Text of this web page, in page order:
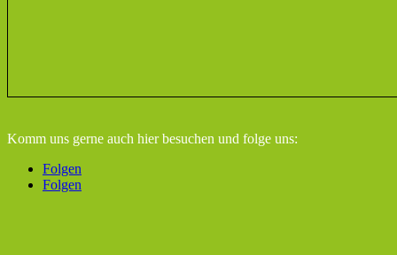
Komm uns gerne auch hier besuchen und folge uns:
Folgen
Folgen